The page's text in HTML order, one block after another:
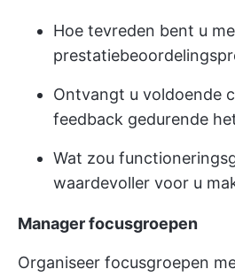
Hoe tevreden bent u
Ontvangt u voldoende
feedback gedurende
Wat zou
waardevoller voor u
Manager focusgroepen
Organiseer focusgroepen